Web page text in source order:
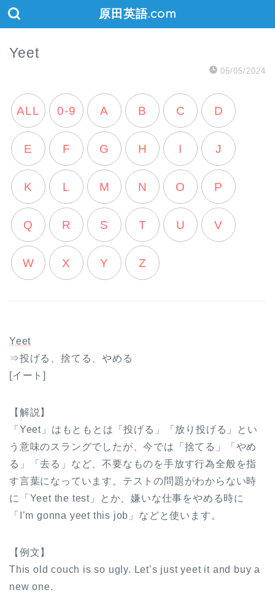
原田英語.com
Yeet
05/05/2024
ALL 0-9 A B C D
E F G H I J
K L M N O P
Q R S T U V
W X Y Z
Yeet
⇒投げる、捨てる、やめる
[イート]
【解説】
「Yeet」はもともとは「投げる」「放り投げる」とい
う意味のスラングでしたが、今では「捨てる」「やめ
る」「去る」など、不要なものを手放す行為全般を指
す言葉になっています。テストの問題がわからない時
に「Yeet the test」とか、嫌いな仕事をやめる時に
「I’m gonna yeet this job」などと使います。
【例文】
This old couch is so ugly. Let’s just yeet it and buy a
new one.